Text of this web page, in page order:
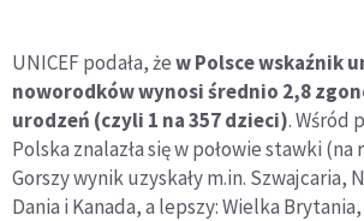
UNICEF podała, żew Polsce wskaźnik
noworodków wynosi średnio 2,8
urodzeń (czyli 1 na 357 dzieci). Wśród
Polska znalazła się w połowie stawki (na
Gorszy wynik uzyskały m.in. Szwajcaria,
Dania i Kanada, a lepszy: Wielka